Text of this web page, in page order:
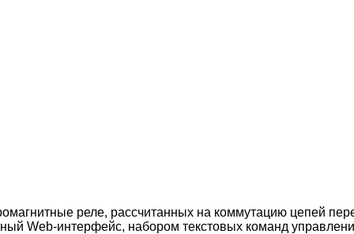
реле, рассчитанных на коммутацию цепей
Web-интерфейс, набором текстовых команд